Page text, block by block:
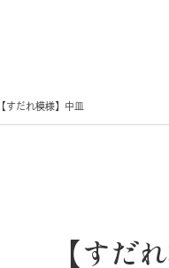
【すだれ模様】中皿
【すだ